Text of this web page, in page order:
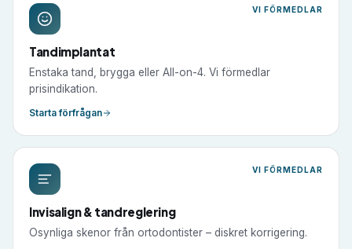
VI FÖRMEDLAR
Tandimplantat
Enstaka tand, brygga eller All-on-4. Vi förmedlar
prisindikation.
Starta förfrågan
VI FÖRMEDLAR
Invisalign & tandreglering
Osynliga skenor från ortodontister – diskret korrigering.